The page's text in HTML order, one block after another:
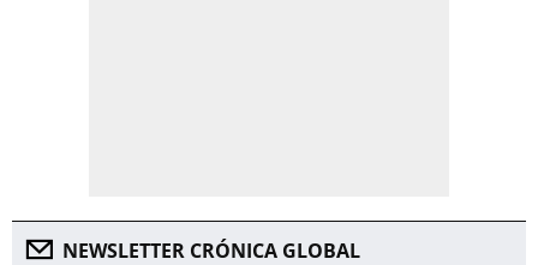
NEWSLETTER CRÓNICA GLOBAL